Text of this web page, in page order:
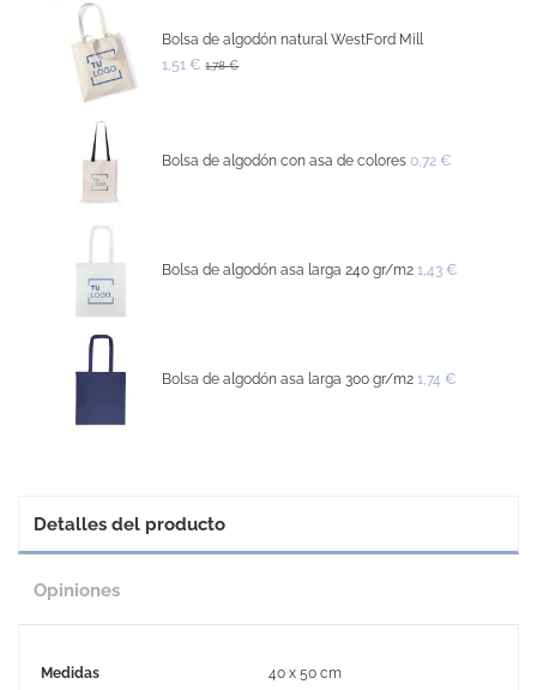
Bolsa de algodón natural WestFord Mill
1,51 € 1,78 €
Bolsa de algodón con asa de colores 0,72 €
Bolsa de algodón asa larga 240 gr/m2 1,43 €
Bolsa de algodón asa larga 300 gr/m2 1,74 €
Detalles del producto
Opiniones
Medidas 40 x 50 cm